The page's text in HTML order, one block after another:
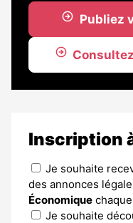
Publiez
Inscription
Je souhaite
des annonces
Économique
Je souhaite